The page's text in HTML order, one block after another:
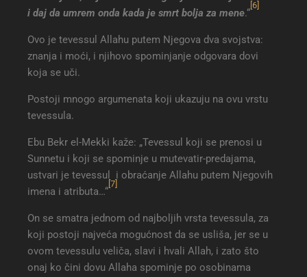
i daj da umrem onda kada je smrt bolja za mene.“
[6]
Ovo je tevessul Allahu putem Njegova dva svojstva:
znanja i moći, i njihovo spominjanje odgovara dovi
koja se uči.
Postoji mnogo argumenata koji ukazuju na ovu vrstu
tevessula.
Ebu Bekr el-Mekki kaže: „Tevessul koji se prenosi u
Sunnetu i koji se spominje u mutevatir-predajama,
ustvari je tevessul i obraćanje Allahu putem Njegovih
imena i atributa…“
[7]
On se smatra jednom od najboljih vrsta tevessula, za
koji postoji najveća mogućnost da se usliša, jer se u
ovom tevessulu veliča, slavi i hvali Allah, i zato što
onaj ko čini dovu Allaha spominje po osobinama